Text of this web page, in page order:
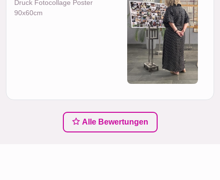
Druck Fotocollage Poster
90x60cm
Alle Bewertungen